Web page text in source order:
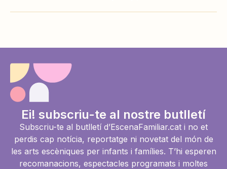
Ei! subscriu-te al nostre butlletí
Subscriu-te al butlletí d’EscenaFamiliar.cat i no et
perdis cap notícia, reportatge ni novetat del món de
les arts escèniques per infants i famílies. T’hi esperen
recomanacions, espectacles programats i moltes